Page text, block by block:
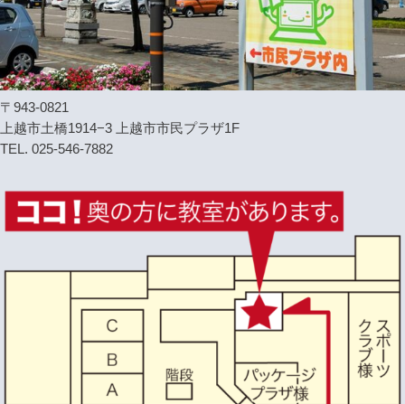
〒943-0821
上越市土橋1914−3 上越市市民プラザ1F
TEL. 025-546-7882